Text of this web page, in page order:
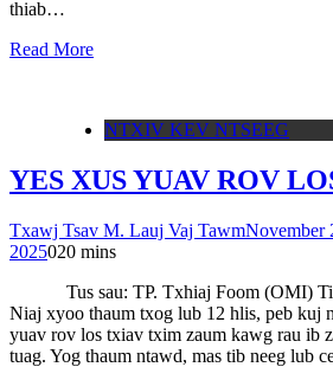
thiab…
Read More
NTXIV KEV NTSEEG
YES XUS YUAV ROV
Txawj Tsav M. Lauj Vaj TawmNovember
2025020 mins
Tus sau: TP. Txhiaj Foom (OMI)
Niaj xyoo thaum txog lub 12 hlis, peb kuj
yuav rov los txiav txim zaum kawg rau ib
tuag. Yog thaum ntawd, mas tib neeg lub